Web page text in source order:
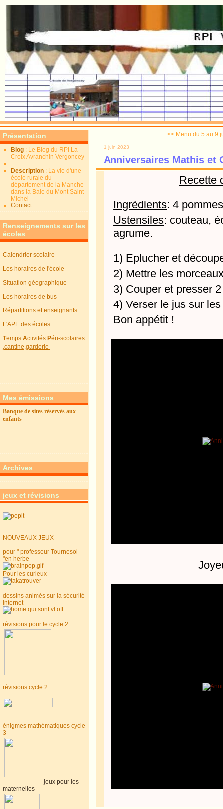
Présentation
Blog : Le Blog du RPI La
Croix Avranchin Vergoncey
Description : La vie d'une
école rurale du
département de la Manche
dans la Baie du Mont Saint
Michel
Contact
Renseignements sur les
écoles
Calendrier scolaire
Les horaires de l'école
Situation géographique
Les horaires de bus
Répartitions et enseignants
L'APE des écoles
TempsActivitésPéri-scolaires
,cantine,garderie
Mes émissions
Banque de sites réservés aux
enfants
Archives
jeux et révisions
NOUVEAUX JEUX
pour " professeur Tournesol
"en herbe
Pour les curieux
dessins animés sur la sécurité
Internet
révisions pour le cycle 2
révisions cycle 2
énigmes mathématiques cycle
3
jeux pour les
maternelles
<< Menu du 5 au 9
1 juin 2023
Anniversaires Mathis et
Recette
Ingrédients: 4
Ustensiles: couteau,
agrume.
1) Eplucher et
2) Mettre les
3) Couper et presser
4) Verser le jus sur
Bon appétit !